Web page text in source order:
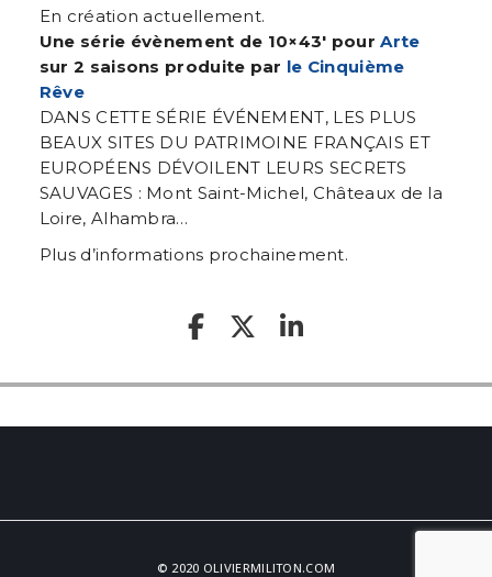
En création actuellement.
Une série évènement de 10×43′ pourArte
sur 2 saisons produite par le Cinquième
Rêve
DANS CETTE SÉRIE ÉVÉNEMENT, LES PLUS
BEAUX SITES DU PATRIMOINE FRANÇAIS ET
EUROPÉENS DÉVOILENT LEURS SECRETS
SAUVAGES : Mont Saint-Michel, Châteaux de la
Loire, Alhambra…
Plus d’informations prochainement.
© 2020 OLIVIERMILITON.COM